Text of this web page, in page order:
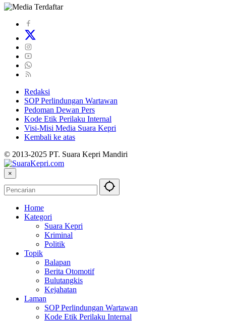
Redaksi
SOP Perlindungan Wartawan
Pedoman Dewan Pers
Kode Etik Perilaku Internal
Visi-Misi Media Suara Kepri
Kembali ke atas
© 2013-2025 PT. Suara Kepri Mandiri
×
Home
Kategori
Suara Kepri
Kriminal
Politik
Topik
Balapan
Berita Otomotif
Bulutangkis
Kejahatan
Laman
SOP Perlindungan Wartawan
Kode Etik Perilaku Internal